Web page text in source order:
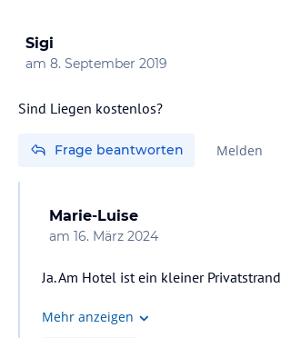
Sigi
am 8. September 2019
Sind Liegen kostenlos?
Frage beantworten Melden
Marie-Luise
am 16. März 2024
Ja. Am Hotel ist ein kleiner Privatstrand
Mehr anzeigen